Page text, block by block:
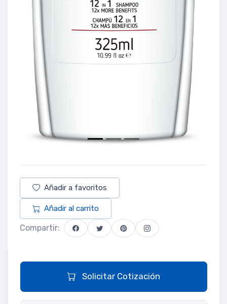
Añadir a favoritos
Añadir al carrito
Compartir:
Solicitar Cotización